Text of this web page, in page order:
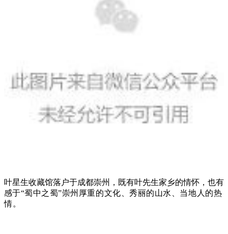
叶星生收藏馆落户于成都崇州，既有叶先生家乡的情怀，也有
感于“蜀中之蜀”崇州厚重的文化、秀丽的山水、当地人的热
情。